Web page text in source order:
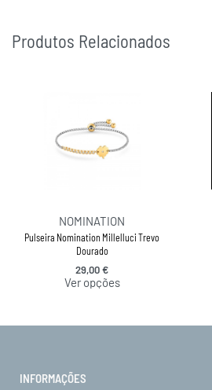
Produtos Relacionados
NOMINATION
Pulseira Nomination Millelluci Trevo
Dourado
29,00€
Ver opções
INFORMAÇÕES